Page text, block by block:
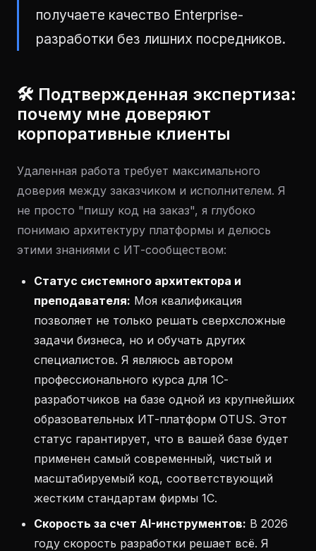
получаете качество Enterprise-
разработки без лишних посредников.
🛠 Подтвержденная экспертиза:
почему мне доверяют
корпоративные клиенты
Удаленная работа требует максимального
доверия между заказчиком и исполнителем. Я
не просто "пишу код на заказ", я глубоко
понимаю архитектуру платформы и делюсь
этими знаниями с ИТ-сообществом:
Статус системного архитектора и
преподавателя: Моя квалификация
позволяет не только решать сверхсложные
задачи бизнеса, но и обучать других
специалистов. Я являюсь автором
профессионального курса для 1С-
разработчиков на базе одной из крупнейших
образовательных ИТ-платформ OTUS. Этот
статус гарантирует, что в вашей базе будет
применен самый современный, чистый и
масштабируемый код, соответствующий
жестким стандартам фирмы 1С.
Скорость за счет AI-инструментов: В 2026
году скорость разработки решает всё. Я